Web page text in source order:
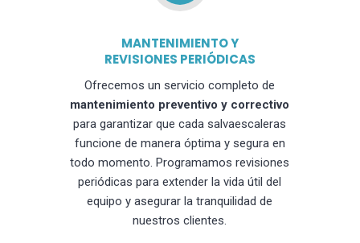
MANTENIMIENTO Y
REVISIONES PERIÓDICAS
Ofrecemos un servicio completo de
mantenimiento preventivo y correctivo
para garantizar que cada salvaescaleras
funcione de manera óptima y segura en
todo momento. Programamos revisiones
periódicas para extender la vida útil del
equipo y asegurar la tranquilidad de
nuestros clientes.